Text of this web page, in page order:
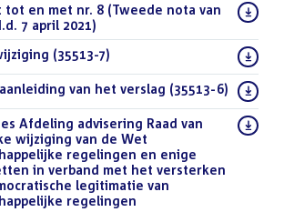
tot en met nr. 8 (Tweede nota van
7 april 2021)
(35513-7)
van het verslag (35513-6) (PDF)
Afdeling advisering Raad van
wijziging van de Wet
regelingen en enige
in verband met het versterken
legitimatie van
regelingen